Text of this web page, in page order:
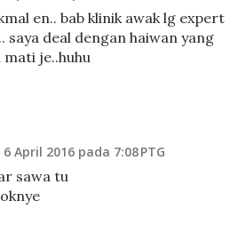
en.. bab klinik awak lg expert
saya deal dengan haiwan yang
mati je..huhu
6 April 2016 pada 7:08 PTG
sawa tu